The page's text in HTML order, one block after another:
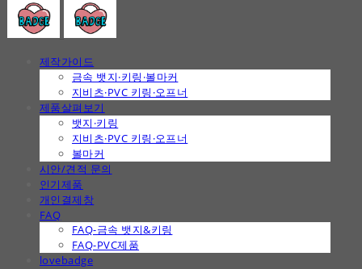
제작가이드
금속 뱃지·키링·볼마커
지비츠·PVC 키링·오프너
제품살펴보기
뱃지·키링
지비츠·PVC 키링·오프너
볼마커
시안/견적 문의
인기제품
개인결제창
FAQ
FAQ-금속 뱃지&키링
FAQ-PVC제품
lovebadge